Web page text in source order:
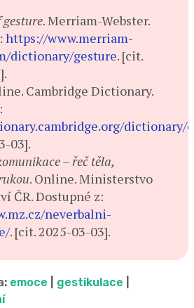
. Merriam-Webster.
https://www.merriam-
dictionary/gesture. [cit.
Cambridge Dictionary.
dictionary/
03].
– řeč těla,
. Online. Ministerstvo
ČR. Dostupné z:
neverbalni-
. [cit. 2025-03-03].
emoce gestikulace